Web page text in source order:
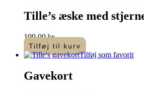
Tille’s æske med
199,00kr.
Tilføj til kurv
Tilføj som favorit
Gavekort